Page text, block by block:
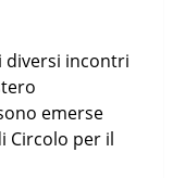
diversi incontri
emerse
Circolo per il